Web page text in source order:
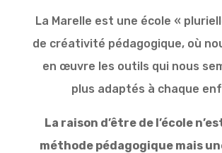
La Marelle est une école «
de créativité pédagogique, où
en œuvre les outils qui nous
plus adaptés à chaque
La raison d’être de l’école
méthode pédagogique mais